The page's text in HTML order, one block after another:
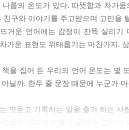
일
어
는 시기
었다
만리
하는 이유
멀리 왔다 싶으면 그 자리에 긴 막
게 뜨거운 감정을 그곳에 남겨두고
하는 방법」중에서
다.
는 영어 단어 ‘tour’는 ‘순회하다’ ‘
적」중에서
나름의 온도가 있다. 따뜻함과 차가
친구와 이야기를 주고받으며 고민을
거운 언어에는 감정이 잔뜩 실리
가운 표현도 위태롭기는 마찬가지.
책을 집어 든 우리의 언어 온도는 몇
아닐까. 한두 줄 문장 때문에 누군가
엿듣고 기록하는 일을 즐겨 하는